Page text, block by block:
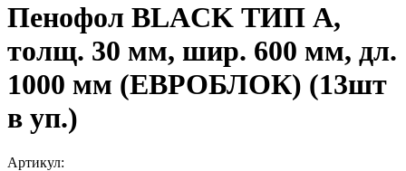
Пенофол BLACK ТИП А,
толщ. 30 мм, шир. 600 мм, дл.
1000 мм (ЕВРОБЛОК) (13шт
в уп.)
Артикул: